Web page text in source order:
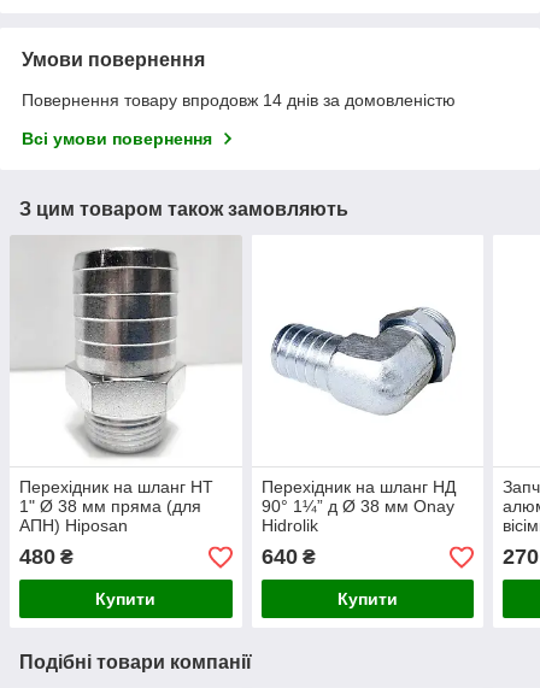
Умови повернення
Повернення товару впродовж 14 днів за домовленістю
Всі умови повернення
З цим товаром також замовляють
Перехідник на шланг НТ
1" Ø 38 мм пряма (для
АПН) Hiposan
480 ₴
Купити
Перехідник на шланг НД
90° 1¼” д Ø 38 мм Onay
Hidrolik
640₴
Купити
270
Подібні товари компанії